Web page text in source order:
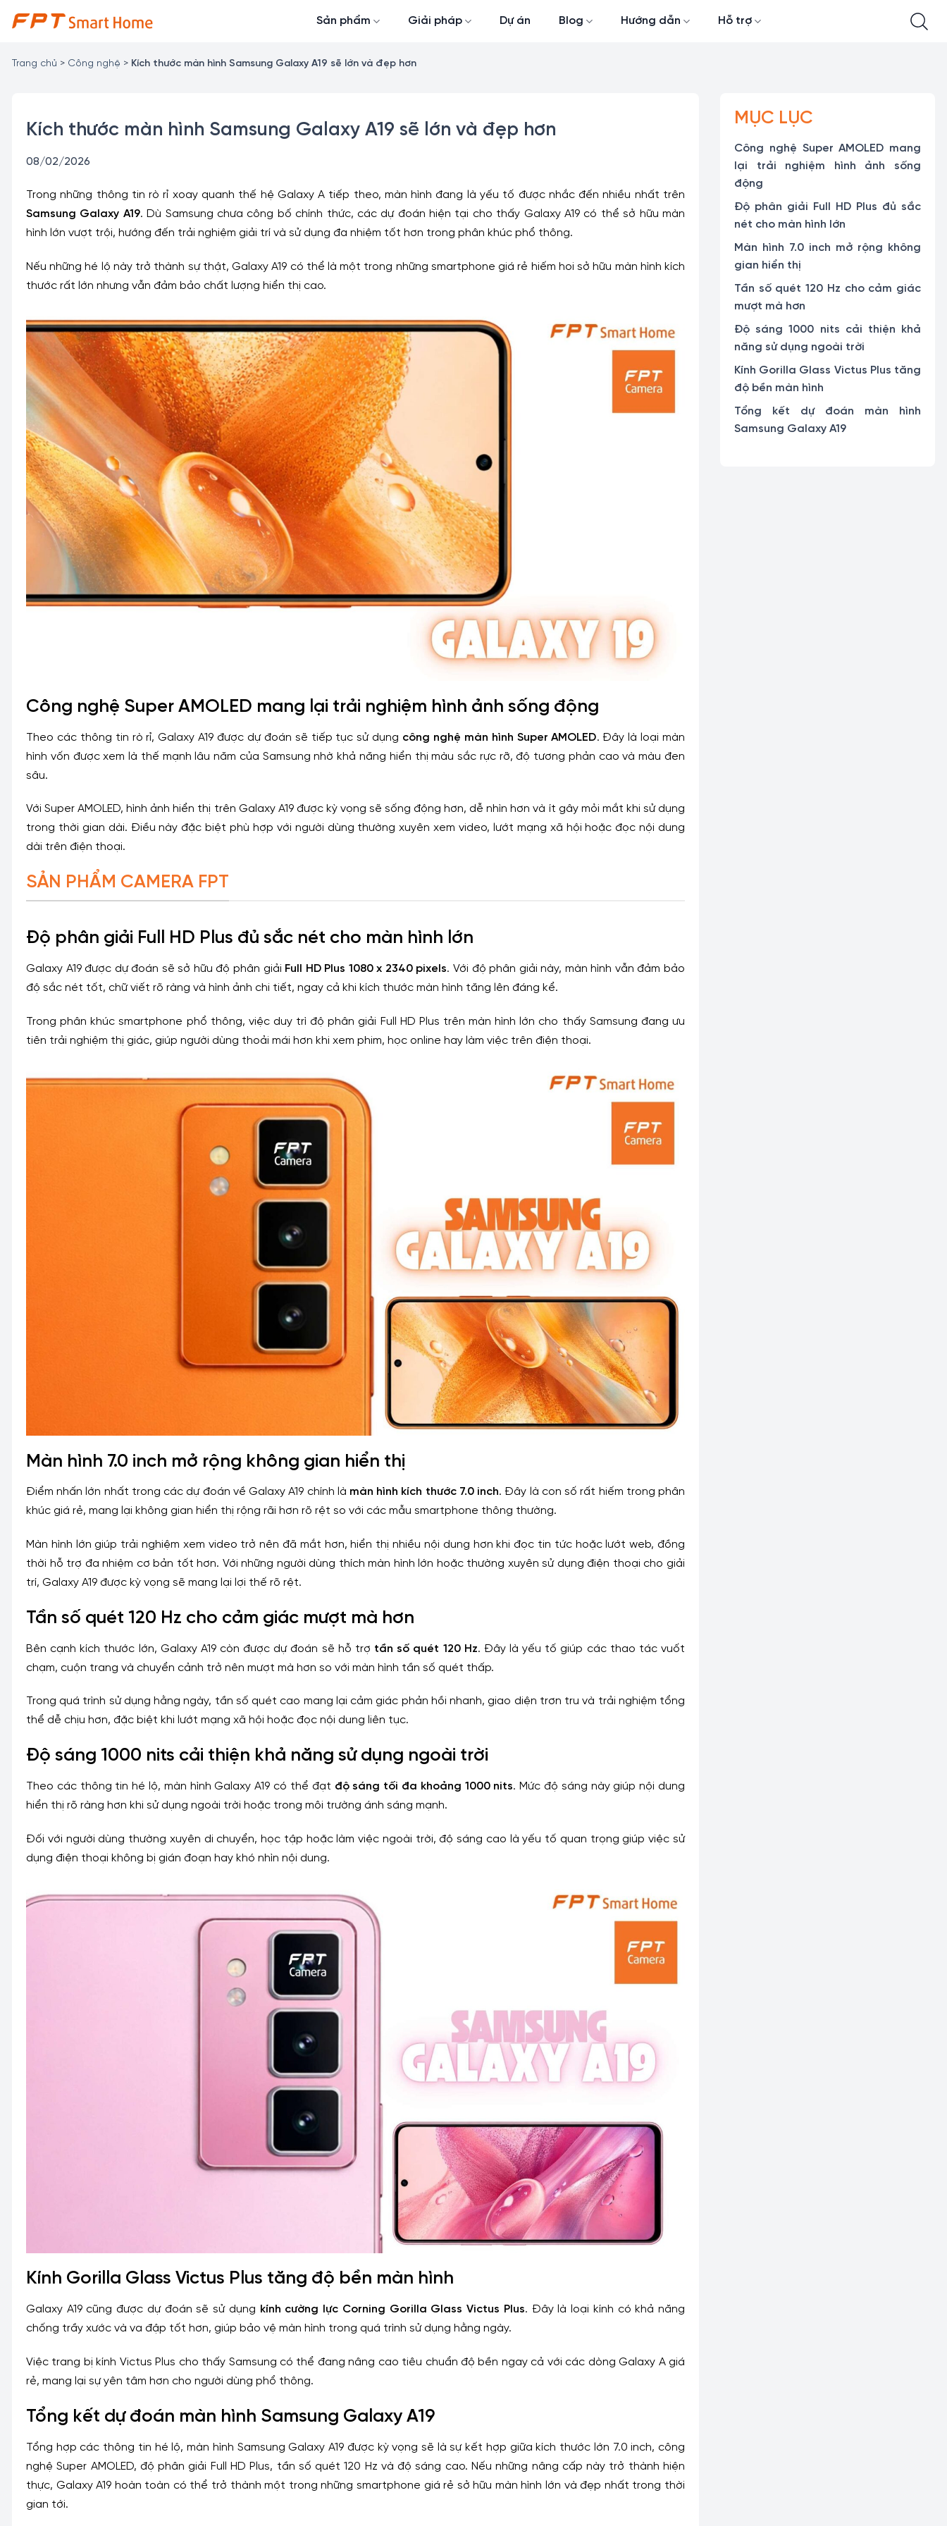
đến
dung
Sản phẩm Giải pháp Dự án Blog Hướng dẫn Hỗ trợ
Trang chủ > Công nghệ > Kích thước màn hình Samsung Galaxy A19 sẽ lớn và đẹp hơn
Kích thước màn hình Samsung Galaxy A19 sẽ lớn và đẹp hơn
08/02/2026
Trong những thông tin rò rỉ xoay quanh thế hệ Galaxy A tiếp theo, màn hình đang là yếu tố được nhắc đến nhiều nhất trên
Samsung Galaxy A19. Dù Samsung chưa công bố chính thức, các dự đoán hiện tại cho thấy Galaxy A19 có thể sở hữu màn
hình lớn vượt trội, hướng đến trải nghiệm giải trí và sử dụng đa nhiệm tốt hơn trong phân khúc phổ thông.
Nếu những hé lộ này trở thành sự thật, Galaxy A19 có thể là một trong những smartphone giá rẻ hiếm hoi sở hữu màn hình kích
thước rất lớn nhưng vẫn đảm bảo chất lượng hiển thị cao.
Công nghệ Super AMOLED mang lại trải nghiệm hình ảnh sống động
Theo các thông tin rò rỉ, Galaxy A19 được dự đoán sẽ tiếp tục sử dụng công nghệ màn hình Super AMOLED. Đây là loại màn
hình vốn được xem là thế mạnh lâu năm của Samsung nhờ khả năng hiển thị màu sắc rực rỡ, độ tương phản cao và màu đen
sâu.
Với Super AMOLED, hình ảnh hiển thị trên Galaxy A19 được kỳ vọng sẽ sống động hơn, dễ nhìn hơn và ít gây mỏi mắt khi sử dụng
trong thời gian dài. Điều này đặc biệt phù hợp với người dùng thường xuyên xem video, lướt mạng xã hội hoặc đọc nội dung
dài trên điện thoại.
SẢN PHẨM CAMERA FPT
Độ phân giải Full HD Plus đủ sắc nét cho màn hình lớn
Galaxy A19 được dự đoán sẽ sở hữu độ phân giải Full HD Plus 1080 x 2340 pixels. Với độ phân giải này, màn hình vẫn đảm bảo
độ sắc nét tốt, chữ viết rõ ràng và hình ảnh chi tiết, ngay cả khi kích thước màn hình tăng lên đáng kể.
Trong phân khúc smartphone phổ thông, việc duy trì độ phân giải Full HD Plus trên màn hình lớn cho thấy Samsung đang ưu
tiên trải nghiệm thị giác, giúp người dùng thoải mái hơn khi xem phim, học online hay làm việc trên điện thoại.
Màn hình 7.0 inch mở rộng không gian hiển thị
Điểm nhấn lớn nhất trong các dự đoán về Galaxy A19 chính là màn hình kích thước 7.0 inch. Đây là con số rất hiếm trong phân
khúc giá rẻ, mang lại không gian hiển thị rộng rãi hơn rõ rệt so với các mẫu smartphone thông thường.
Màn hình lớn giúp trải nghiệm xem video trở nên đã mắt hơn, hiển thị nhiều nội dung hơn khi đọc tin tức hoặc lướt web, đồng
thời hỗ trợ đa nhiệm cơ bản tốt hơn. Với những người dùng thích màn hình lớn hoặc thường xuyên sử dụng điện thoại cho giải
trí, Galaxy A19 được kỳ vọng sẽ mang lại lợi thế rõ rệt.
Tần số quét 120 Hz cho cảm giác mượt mà hơn
Bên cạnh kích thước lớn, Galaxy A19 còn được dự đoán sẽ hỗ trợ tần số quét 120 Hz. Đây là yếu tố giúp các thao tác vuốt
chạm, cuộn trang và chuyển cảnh trở nên mượt mà hơn so với màn hình tần số quét thấp.
Trong quá trình sử dụng hằng ngày, tần số quét cao mang lại cảm giác phản hồi nhanh, giao diện trơn tru và trải nghiệm tổng
thể dễ chịu hơn, đặc biệt khi lướt mạng xã hội hoặc đọc nội dung liên tục.
Độ sáng 1000 nits cải thiện khả năng sử dụng ngoài trời
Theo các thông tin hé lộ, màn hình Galaxy A19 có thể đạt độ sáng tối đa khoảng 1000 nits. Mức độ sáng này giúp nội dung
hiển thị rõ ràng hơn khi sử dụng ngoài trời hoặc trong môi trường ánh sáng mạnh.
Đối với người dùng thường xuyên di chuyển, học tập hoặc làm việc ngoài trời, độ sáng cao là yếu tố quan trọng giúp việc sử
dụng điện thoại không bị gián đoạn hay khó nhìn nội dung.
Kính Gorilla Glass Victus Plus tăng độ bền màn hình
Galaxy A19 cũng được dự đoán sẽ sử dụng kính cường lực Corning Gorilla Glass Victus Plus. Đây là loại kính có khả năng
chống trầy xước và va đập tốt hơn, giúp bảo vệ màn hình trong quá trình sử dụng hằng ngày.
Việc trang bị kính Victus Plus cho thấy Samsung có thể đang nâng cao tiêu chuẩn độ bền ngay cả với các dòng Galaxy A giá
rẻ, mang lại sự yên tâm hơn cho người dùng phổ thông.
Tổng kết dự đoán màn hình Samsung Galaxy A19
Tổng hợp các thông tin hé lộ, màn hình Samsung Galaxy A19 được kỳ vọng sẽ là sự kết hợp giữa kích thước lớn 7.0 inch, công
nghệ Super AMOLED, độ phân giải Full HD Plus, tần số quét 120 Hz và độ sáng cao. Nếu những nâng cấp này trở thành hiện
thực, Galaxy A19 hoàn toàn có thể trở thành một trong những smartphone giá rẻ sở hữu màn hình lớn và đẹp nhất trong thời
gian tới.
MỤC LỤC
Công nghệ Super AMOLED mang
lại trải nghiệm hình ảnh sống
động
Độ phân giải Full HD Plus đủ sắc
nét cho màn hình lớn
Màn hình 7.0 inch mở rộng không
gian hiển thị
Tần số quét 120 Hz cho cảm giác
mượt mà hơn
Độ sáng 1000 nits cải thiện khả
năng sử dụng ngoài trời
Kính Gorilla Glass Victus Plus tăng
độ bền màn hình
Tổng kết dự đoán màn hình
Samsung Galaxy A19